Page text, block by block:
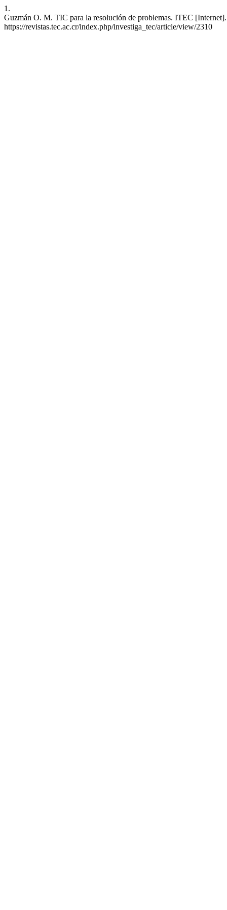
1.
Guzmán O. M. TIC para la resolución de problemas. ITEC
https://revistas.tec.ac.cr/index.php/investiga_tec/article/view/2310